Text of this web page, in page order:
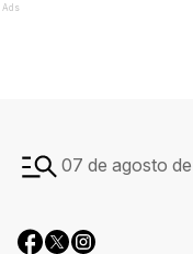
Ads
07 de agosto